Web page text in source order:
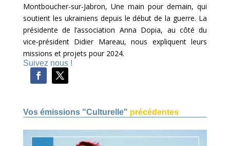
Montboucher-sur-Jabron, Une main pour demain, qui
soutient les ukrainiens depuis le début de la guerre. La
présidente de l’association Anna Dopia, au côté du
vice-président Didier Mareau, nous expliquent leurs
missions et projets pour 2024.
Suivez nous !
Vos émissions "Culturelle" précédentes